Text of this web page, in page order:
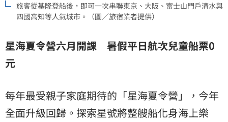
旅客從基隆登船後，即可一次串聯東京、大阪、富士山門戶清水與
四國高知等人氣城市。（圖／旅宿業者提供）
星海夏令營六月開課 暑假平日航次兒童船票0
元
每年最受親子家庭期待的「星海夏令營」，今年
全面升級回歸。探索星號將整艘船化身海上樂